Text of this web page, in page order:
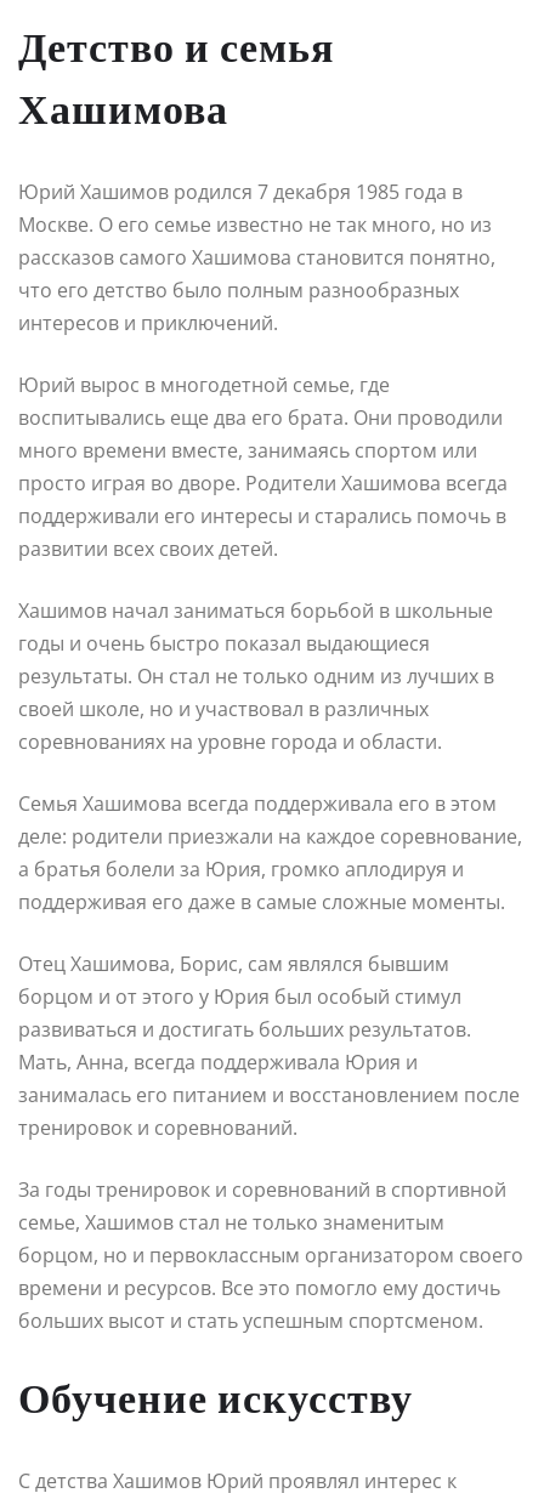
Детство и семья
Хашимова
Юрий Хашимов родился 7 декабря 1985 года в
Москве. О его семье известно не так много, но из
рассказов самого Хашимова становится понятно,
что его детство было полным разнообразных
интересов и приключений.
Юрий вырос в многодетной семье, где
воспитывались еще два его брата. Они проводили
много времени вместе, занимаясь спортом или
просто играя во дворе. Родители Хашимова всегда
поддерживали его интересы и старались помочь в
развитии всех своих детей.
Хашимов начал заниматься борьбой в школьные
годы и очень быстро показал выдающиеся
результаты. Он стал не только одним из лучших в
своей школе, но и участвовал в различных
соревнованиях на уровне города и области.
Семья Хашимова всегда поддерживала его в этом
деле: родители приезжали на каждое соревнование,
а братья болели за Юрия, громко аплодируя и
поддерживая его даже в самые сложные моменты.
Отец Хашимова, Борис, сам являлся бывшим
борцом и от этого у Юрия был особый стимул
развиваться и достигать больших результатов.
Мать, Анна, всегда поддерживала Юрия и
занималась его питанием и восстановлением после
тренировок и соревнований.
За годы тренировок и соревнований в спортивной
семье, Хашимов стал не только знаменитым
борцом, но и первоклассным организатором своего
времени и ресурсов. Все это помогло ему достичь
больших высот и стать успешным спортсменом.
Обучение искусству
С детства Хашимов Юрий проявлял интерес к